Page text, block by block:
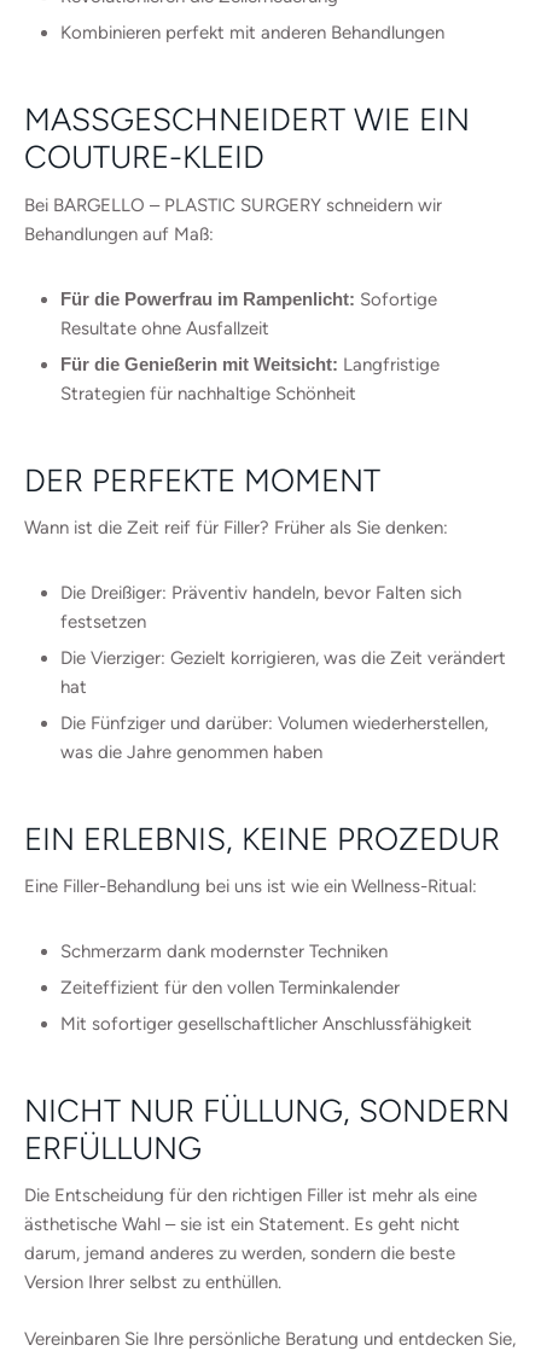
Kombinieren perfekt mit anderen Behandlungen
MASSGESCHNEIDERT WIE EIN C
OUTURE-KLEID
Bei BARGELLO – PLASTIC SURGERY schneidern wir
Behandlungen auf Maß:
Für die Powerfrau im Rampenlicht: Sofortige
Resultate ohne Ausfallzeit
Für die Genießerin mit Weitsicht: Langfristige
Strategien für nachhaltige Schönheit
DER PERFEKTE MOMENT
Wann ist die Zeit reif für Filler? Früher als Sie denken:
Die Dreißiger: Präventiv handeln, bevor Falten sich
festsetzen
Die Vierziger: Gezielt korrigieren, was die Zeit verändert
hat
Die Fünfziger und darüber: Volumen wiederherstellen,
was die Jahre genommen haben
EIN ERLEBNIS, KEINE PROZEDUR
Eine Filler-Behandlung bei uns ist wie ein Wellness-Ritual:
Schmerzarm dank modernster Techniken
Zeiteffizient für den vollen Terminkalender
Mit sofortiger gesellschaftlicher Anschlussfähigkeit
NICHT NUR FÜLLUNG, SONDERN
ERFÜLLUNG
Die Entscheidung für den richtigen Filler ist mehr als eine
ästhetische Wahl – sie ist ein Statement. Es geht nicht
darum, jemand anderes zu werden, sondern die beste
Version Ihrer selbst zu enthüllen.
Vereinbaren Sie Ihre persönliche Beratung und entdecken Sie,